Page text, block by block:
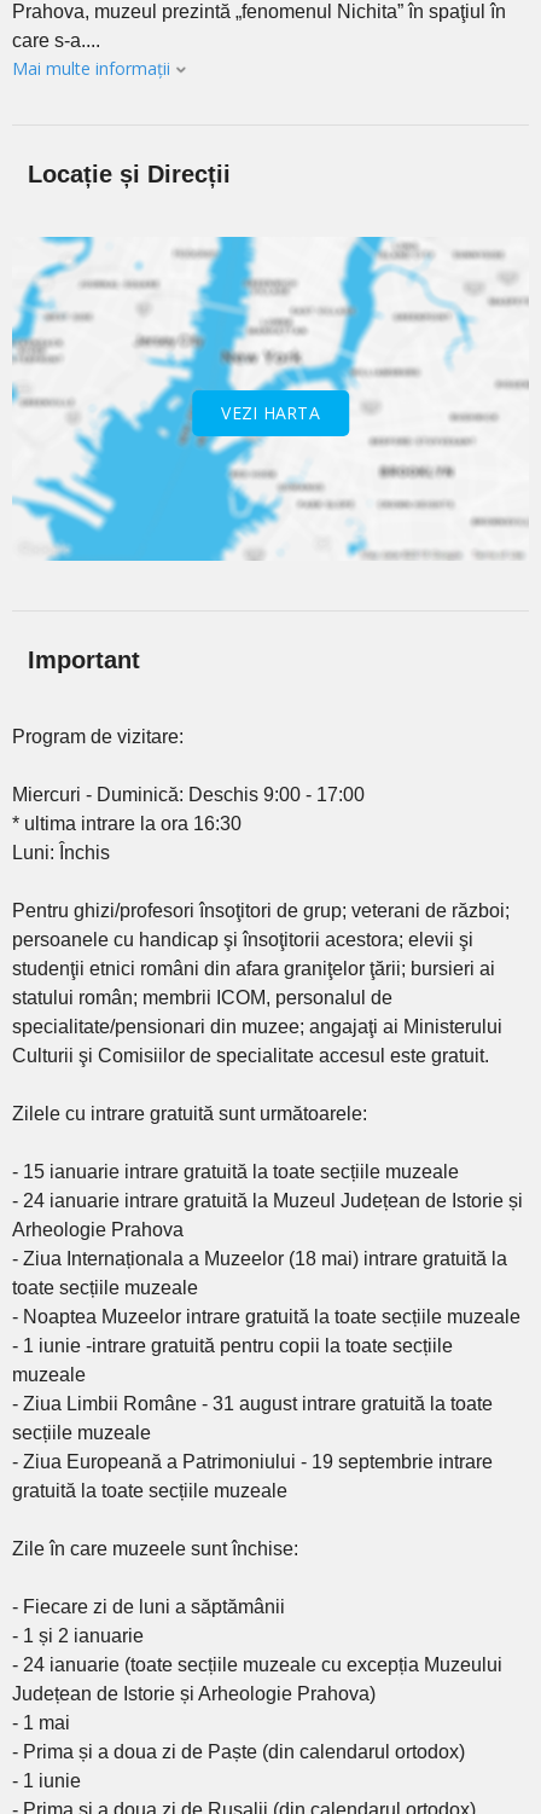
Prahova, muzeul prezintă „fenomenul Nichita” în spaţiul în
care s-a....
Mai multe informații
Locație și Direcții
VEZI HARTA
Important
Program de vizitare:
Miercuri - Duminică: Deschis 9:00 - 17:00
* ultima intrare la ora 16:30
Luni: Închis
Pentru ghizi/profesori însoţitori de grup; veterani de război;
persoanele cu handicap şi însoţitorii acestora; elevii şi
studenţii etnici români din afara graniţelor ţării; bursieri ai
statului român; membrii ICOM, personalul de
specialitate/pensionari din muzee; angajaţi ai Ministerului
Culturii şi Comisiilor de specialitate accesul este gratuit.
Zilele cu intrare gratuită sunt următoarele:
- 15 ianuarie intrare gratuită la toate secțiile muzeale
- 24 ianuarie intrare gratuită la Muzeul Județean de Istorie și
Arheologie Prahova
- Ziua Internaționala a Muzeelor (18 mai) intrare gratuită la
toate secțiile muzeale
- Noaptea Muzeelor intrare gratuită la toate secțiile muzeale
- 1 iunie -intrare gratuită pentru copii la toate secțiile
muzeale
- Ziua Limbii Române - 31 august intrare gratuită la toate
secțiile muzeale
- Ziua Europeană a Patrimoniului - 19 septembrie intrare
gratuită la toate secțiile muzeale
Zile în care muzeele sunt închise:
- Fiecare zi de luni a săptămânii
- 1 și 2 ianuarie
- 24 ianuarie (toate secțiile muzeale cu excepția Muzeului
Județean de Istorie și Arheologie Prahova)
- 1 mai
- Prima și a doua zi de Paște (din calendarul ortodox)
- 1 iunie
- Prima și a doua zi de Rusalii (din calendarul ortodox)